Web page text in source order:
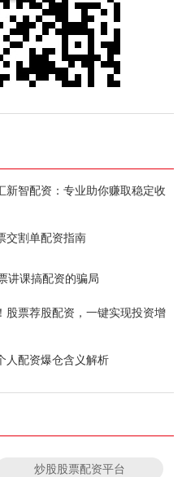
新智配资：专业助你赚取稳定收
交割单配资指南
讲课搞配资的骗局
股票荐股配资，一键实现投资增
人配资爆仓含义解析
炒股股票配资平台